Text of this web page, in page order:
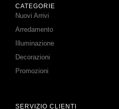
CATEGORIE
Nuovi Arrivi
Arredamento
Illuminazione
Decorazioni
Promozioni
SERVIZIO CLIENTI